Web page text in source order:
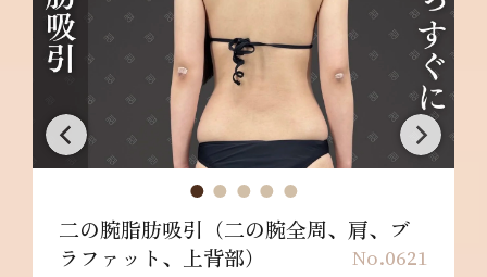
No.0621
二の腕脂肪吸引（二の腕全周、肩、ブ
ラファット、上背部）